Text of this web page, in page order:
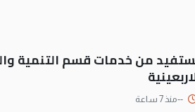
مستفيد من خدمات قسم التنمية
--منذ 7 ساعة